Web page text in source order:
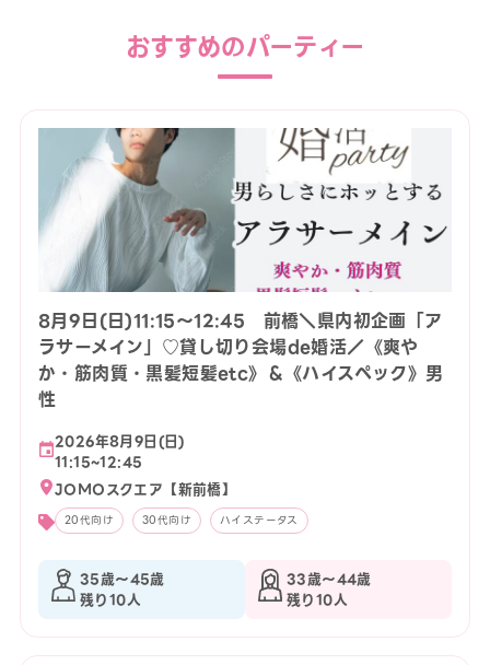
おすすめのパーティー
8月9日(日)11:15〜12:45 前橋＼県内初企画「ア
ラサーメイン」♡貸し切り会場de婚活／《爽や
か・筋肉質・黒髪短髪etc》＆《ハイスペック》男
性
2026年8月9日(日)
11:15~12:45
JOMOスクエア【新前橋】
20代向け 30代向け ハイステータス
35歳〜45歳
残り10人
33歳〜44歳
残り10人